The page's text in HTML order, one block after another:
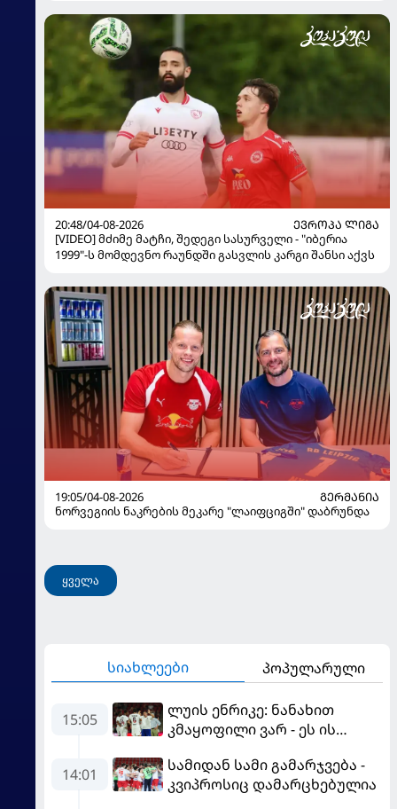
20:48/04-08-2026
ᲔᲕᲠᲝᲞᲐ ᲚᲘᲒᲐ
[VIDEO] მძიმე მატჩი, შედეგი სასურველი - "იბერია
1999"-ს მომდევნო რაუნდში გასვლის კარგი შანსი აქვს
19:05/04-08-2026
ᲒᲔᲠᲛᲐᲜᲘᲐ
ნორვეგიის ნაკრების მეკარე "ლაიფციგში" დაბრუნდა
ყველა
სიახლეები პოპულარული
15:05
ლუის ენრიკე: ნანახით
კმაყოფილი ვარ - ეს ის
გვინდოდა
14:01
სამიდან სამი გამარჯვება -
კვიპროსიც დამარცხებულია